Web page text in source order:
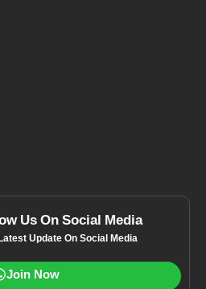
Us On Social Media
Update On Social Media
Join Now